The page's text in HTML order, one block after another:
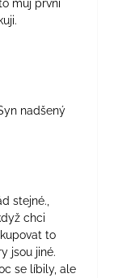
můj první
nadšený
stejné.,
chci
to
jsou jiné.
se líbily, ale